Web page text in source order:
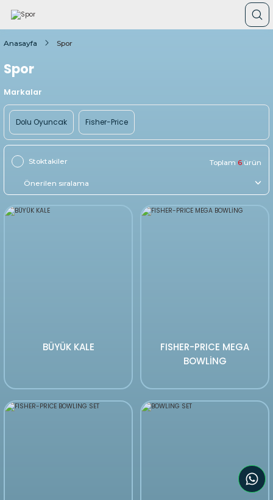
Anasayfa Spor
Spor
Markalar
Dolu Oyuncak Fisher-Price
Stoktakiler Toplam 6 ürün
BÜYÜK KALE
FISHER-PRICE MEGA
BOWLİNG